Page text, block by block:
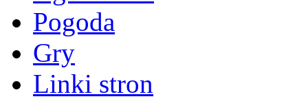
Pogoda
Gry
Linki stron